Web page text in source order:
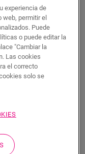
para rematar su
remate en una
Incizo según la
El perfil combina a
paquete contiene un
Para lograr
alturas distintas 2.
una bonita
tipos de suelos 5.
experiencia de
web, permitir el
Puede
o puede editar la
"Cambiar la
Las cookies
el correcto
solo se